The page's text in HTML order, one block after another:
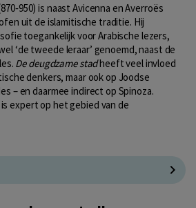
is naast Avicenna en Averroës
uit de islamitische traditie. Hij
toegankelijk voor Arabische lezers,
‘de tweede leraar’ genoemd, naast de
De deugdzame stadheeft veel invloed
denkers, maar ook op Joodse
– en daarmee indirect op Spinoza.
expert op het gebied van de